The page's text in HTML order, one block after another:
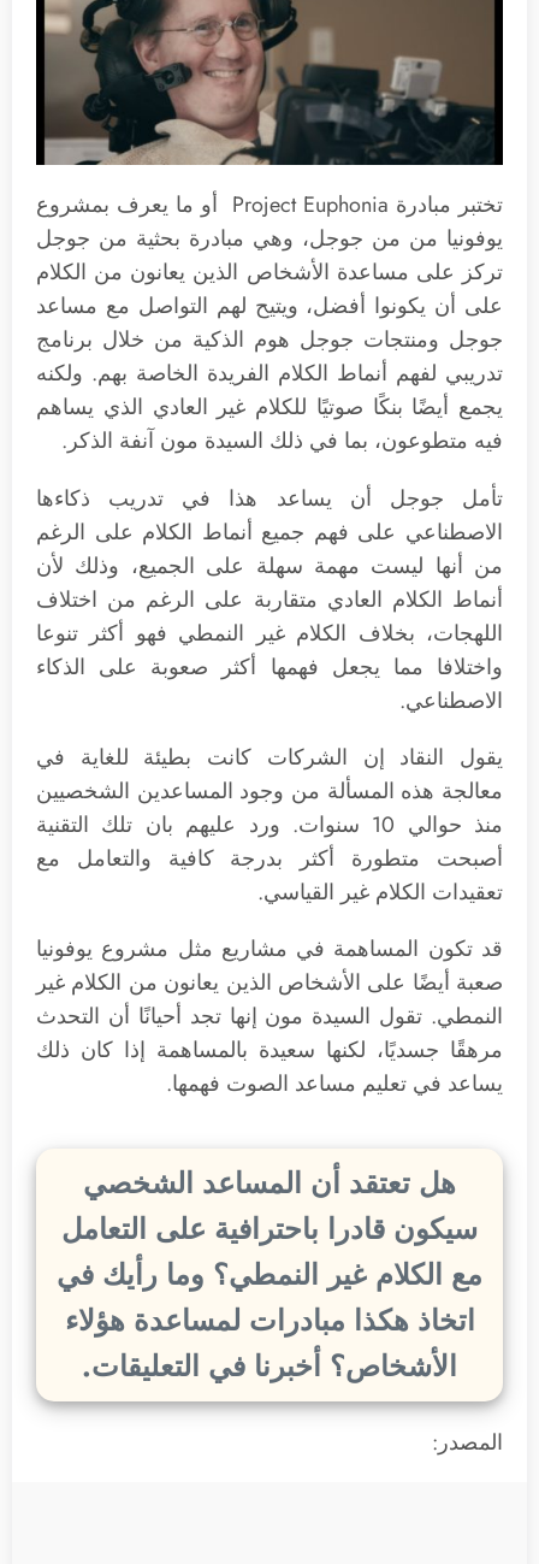
تختبر مبادرة Project Euphonia أو ما يعرف بمشروع
يوفونيا من من جوجل، وهي مبادرة بحثية من جوجل
تركز على مساعدة الأشخاص الذين يعانون من الكلام
على أن يكونوا أفضل، ويتيح لهم التواصل مع مساعد
جوجل ومنتجات جوجل هوم الذكية من خلال برنامج
تدريبي لفهم أنماط الكلام الفريدة الخاصة بهم. ولكنه
يجمع أيضًا بنكًا صوتيًا للكلام غير العادي الذي يساهم
فيه متطوعون، بما في ذلك السيدة مون آنفة الذكر.
تأمل جوجل أن يساعد هذا في تدريب ذكاءها
الاصطناعي على فهم جميع أنماط الكلام على الرغم
من أنها ليست مهمة سهلة على الجميع، وذلك لأن
أنماط الكلام العادي متقاربة على الرغم من اختلاف
اللهجات، بخلاف الكلام غير النمطي فهو أكثر تنوعا
واختلافا مما يجعل فهمها أكثر صعوبة على الذكاء
الاصطناعي.
يقول النقاد إن الشركات كانت بطيئة للغاية في
معالجة هذه المسألة من وجود المساعدين الشخصيين
منذ حوالي 10 سنوات. ورد عليهم بان تلك التقنية
أصبحت متطورة أكثر بدرجة كافية والتعامل مع
تعقيدات الكلام غير القياسي.
قد تكون المساهمة في مشاريع مثل مشروع يوفونيا
صعبة أيضًا على الأشخاص الذين يعانون من الكلام غير
النمطي. تقول السيدة مون إنها تجد أحيانًا أن التحدث
مرهقًا جسديًا، لكنها سعيدة بالمساهمة إذا كان ذلك
يساعد في تعليم مساعد الصوت فهمها.
هل تعتقد أن المساعد الشخصي
سيكون قادرا باحترافية على التعامل
مع الكلام غير النمطي؟ وما رأيك في
اتخاذ هكذا مبادرات لمساعدة هؤلاء
الأشخاص؟ أخبرنا في التعليقات.
المصدر: